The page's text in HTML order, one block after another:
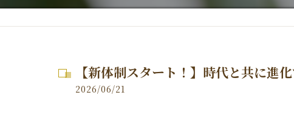
【新体制スタート！】時代と共に進
2026/06/21